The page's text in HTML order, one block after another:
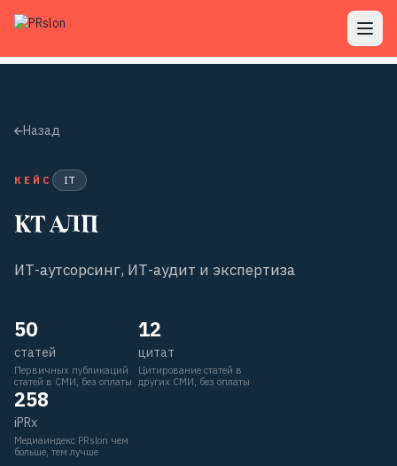
Назад
КЕЙС IT
КТ АЛП
ИТ-аутсорсинг, ИТ-аудит и экспертиза
50
статей
Первичных публикаций
статей в СМИ, без оплаты
12
цитат
Цитирование статей в
других СМИ, без оплаты
258
iPRx
Медиаиндекс PRslon чем
больше, тем лучше